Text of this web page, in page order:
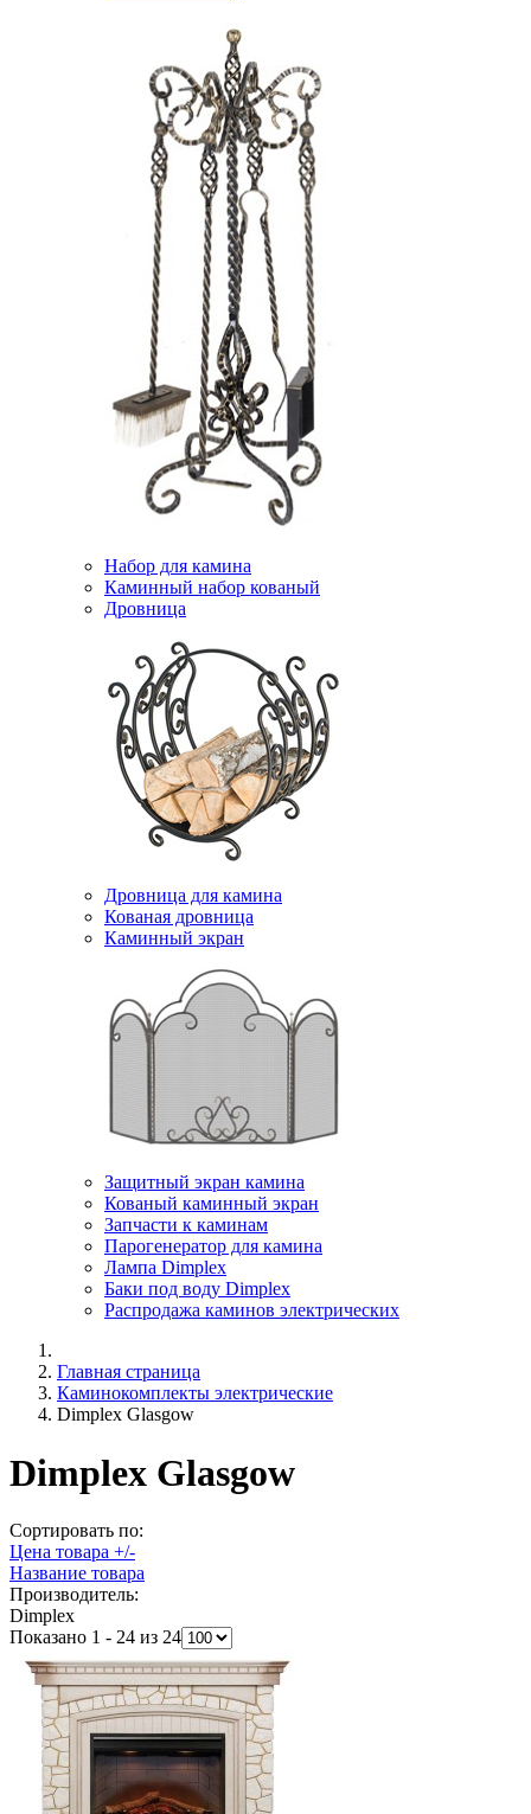
Набор для камина
Каминный набор кованый
Дровница
Дровница для камина
Кованая дровница
Каминный экран
Защитный экран камина
Кованый каминный экран
Запчасти к каминам
Парогенератор для камина
Лампа Dimplex
Баки под воду Dimplex
Распродажа каминов электрических
Главная страница
Каминокомплекты электрические
Dimplex Glasgow
Dimplex Glasgow
Сортировать по:
Цена товара +/-
Название товара
Производитель:
Dimplex
Показано 1 - 24 из 24